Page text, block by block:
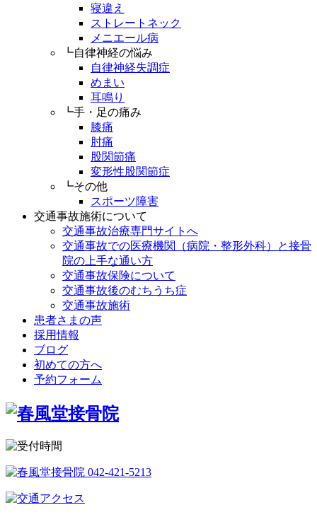
寝違え
ストレートネック
メニエール病
┗自律神経の悩み
自律神経失調症
めまい
耳鳴り
┗手・足の痛み
膝痛
肘痛
股関節痛
変形性股関節症
┗その他
スポーツ障害
交通事故施術について
交通事故治療専門サイトへ
交通事故での医療機関（病院・整形外科）と接骨
院の上手な通い方
交通事故保険について
交通事故後のむちうち症
交通事故施術
患者さまの声
採用情報
ブログ
初めての方へ
予約フォーム